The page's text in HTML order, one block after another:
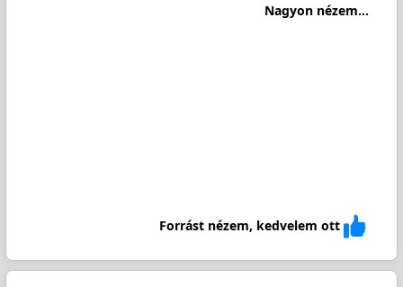
Nagyon nézem...
Forrást nézem, kedvelem ott